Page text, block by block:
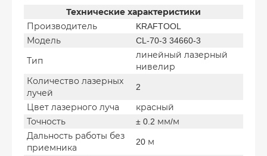
Технические характеристики
Производитель
KRAFTOOL
Модель
CL-70-3 34660-3
Тип
линейный лазерный
нивелир
Количество лазерных
лучей
2
Цвет лазерного луча
красный
Точность
± 0.2 мм/м
Дальность работы без
приемника
20 м